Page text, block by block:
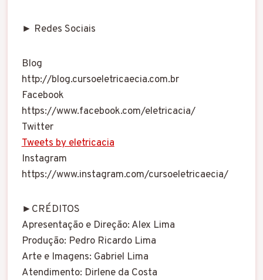
► Redes Sociais
Blog
http://blog.cursoeletricaecia.com.br
Facebook
https://www.facebook.com/eletricacia/
Twitter
Tweets by eletricacia
Instagram
https://www.instagram.com/cursoeletricaecia/
►CRÉDITOS
Apresentação e Direção: Alex Lima
Produção: Pedro Ricardo Lima
Arte e Imagens: Gabriel Lima
Atendimento: Dirlene da Costa